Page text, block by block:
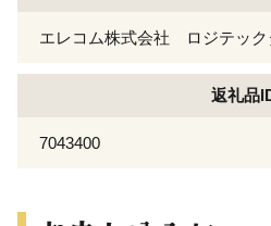
エレコム株式会社 ロジテック
返礼品
7043400